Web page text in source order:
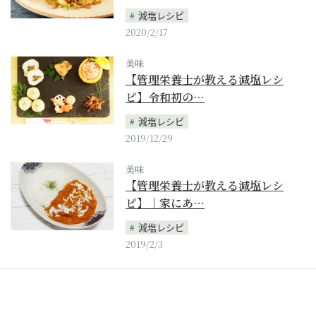
減塩レシピ
2020/2/17
美味
【管理栄養士が教える減塩レシ
ピ】令和初の…
減塩レシピ
2019/12/29
美味
【管理栄養士が教える減塩レシ
ピ】｜家にあ…
減塩レシピ
2019/2/3